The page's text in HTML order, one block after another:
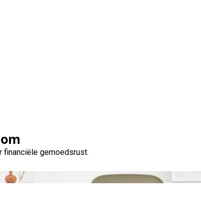
financiële gemoedsrust.